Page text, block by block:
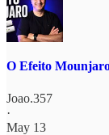
O Efeito
Joao.357
·
May 13